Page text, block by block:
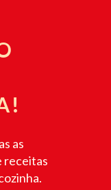
as
receitas